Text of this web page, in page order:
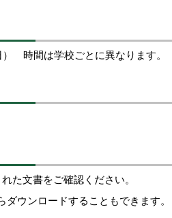
時間は学校ごとに異なります。
た文書をご確認ください。
ダウンロードすることもできます。